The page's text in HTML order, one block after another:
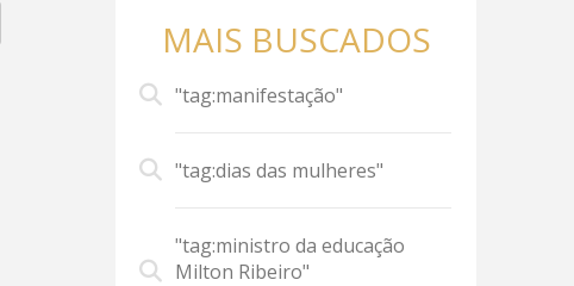
MAIS BUSCADOS
"tag:manifestação"
"tag:dias das mulheres"
"tag:ministro da educação
Milton Ribeiro"